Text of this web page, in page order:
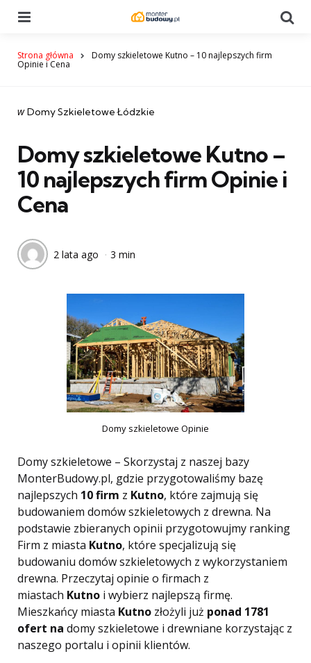
Strona główna Domy szkieletowe Kutno – 10 najlepszych firm
Opinie i Cena
Categories
post
w Domy Szkieletowe Łódzkie
Domy szkieletowe Kutno –
10 najlepszych firm Opinie i
Cena
2 lata ago 3 min
Domy szkieletowe Opinie
Domy szkieletowe – Skorzystaj z naszej bazy
MonterBudowy.pl, gdzie przygotowaliśmy bazę
najlepszych 10 firm z Kutno, które zajmują się
budowaniem domów szkieletowych z drewna. Na
podstawie zbieranych opinii przygotowujmy ranking
Firm z miasta Kutno, które specjalizują się
budowaniu domów szkieletowych z wykorzystaniem
drewna. Przeczytaj opinie o firmach z
miastach Kutno i wybierz najlepszą firmę.
Mieszkańcy miasta Kutno złożyli już ponad 1781
ofert na domy szkieletowe i drewniane korzystając z
naszego portalu i opinii klientów.